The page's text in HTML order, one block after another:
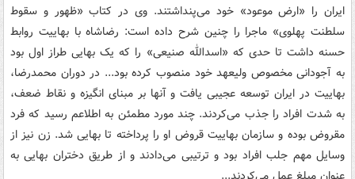
ایران را «ارض موعود» خود می‌پنداشتند. وی در کتاب «ظهور و سقوط
سلطنت پهلوی» ماجرا را چنین شرح داده است: رضاشاه با بهاییت روابط
حسنه داشت تا حدی که «اسدالله صنیعی» را که یک بهایی طراز اول بود
به آجودانی مخصوص ولیعهد خود منصوب کرده بود... در دوران محمدرضا،
بهاییت در ایران توسعه عجیبی یافت و آنها بر مبنای انگیزه و نقاط ضعف،
به شدت افراد را جذب می‌کردند. چند مورد مطمئن به اطلاعم رسید که فرد
مقروض بوده و سازمان بهاییت قروض او را پرداخته تا بهایی شد. زن نیز از
وسایل مهم جلب افراد بود و ترتیبی می‌دادند و از طریق دختران بهایی به